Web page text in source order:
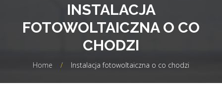
INSTALACJA
FOTOWOLTAICZNA O CO
CHODZI
Home / Instalacja fotowoltaiczna o co chodzi